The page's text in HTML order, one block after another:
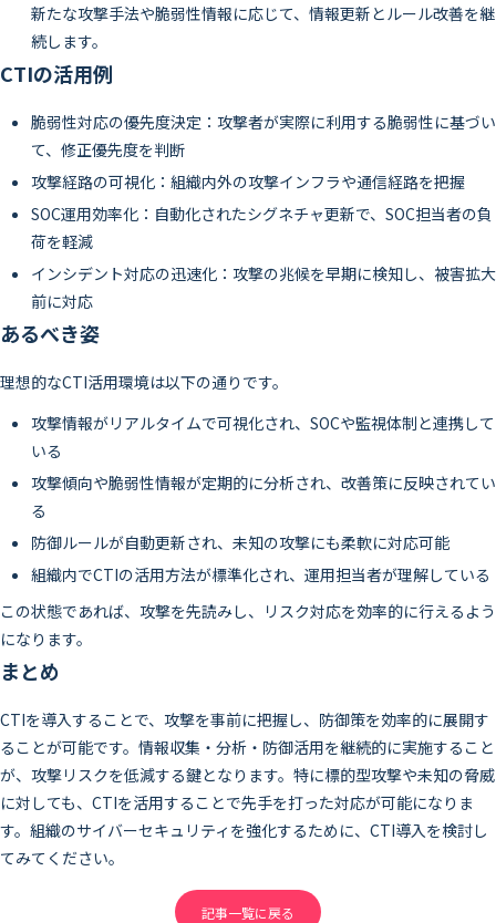
新たな攻撃手法や脆弱性情報に応じて、情報更新とルール改善を継
続します。
CTIの活用例
脆弱性対応の優先度決定：攻撃者が実際に利用する脆弱性に基づい
て、修正優先度を判断
攻撃経路の可視化：組織内外の攻撃インフラや通信経路を把握
SOC運用効率化：自動化されたシグネチャ更新で、SOC担当者の負
荷を軽減
インシデント対応の迅速化：攻撃の兆候を早期に検知し、被害拡大
前に対応
あるべき姿
理想的なCTI活用環境は以下の通りです。
攻撃情報がリアルタイムで可視化され、SOCや監視体制と連携して
いる
攻撃傾向や脆弱性情報が定期的に分析され、改善策に反映されてい
る
防御ルールが自動更新され、未知の攻撃にも柔軟に対応可能
組織内でCTIの活用方法が標準化され、運用担当者が理解している
この状態であれば、攻撃を先読みし、リスク対応を効率的に行えるよう
になります。
まとめ
CTIを導入することで、攻撃を事前に把握し、防御策を効率的に展開す
ることが可能です。情報収集・分析・防御活用を継続的に実施すること
が、攻撃リスクを低減する鍵となります。特に標的型攻撃や未知の脅威
に対しても、CTIを活用することで先手を打った対応が可能になりま
す。組織のサイバーセキュリティを強化するために、CTI導入を検討し
てみてください。
記事一覧に戻る